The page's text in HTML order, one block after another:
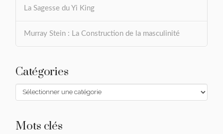
La Sagesse du Yi King
Murray Stein : La Construction de la masculinité
Catégories
Catégories
Mots clés